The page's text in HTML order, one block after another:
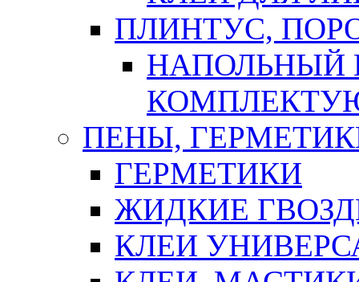
ПЛИНТУС,
НАПОЛЬНЫЙ
ПЕНЫ,
ГЕРМЕТИКИ
ЖИДКИЕ
КЛЕИ